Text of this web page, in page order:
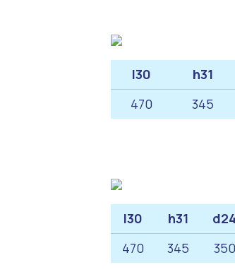
l30 h31
470
345
l30 h31 d24
470
345 350